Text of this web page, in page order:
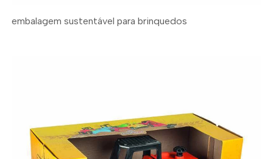
embalagem sustentável para brinquedos